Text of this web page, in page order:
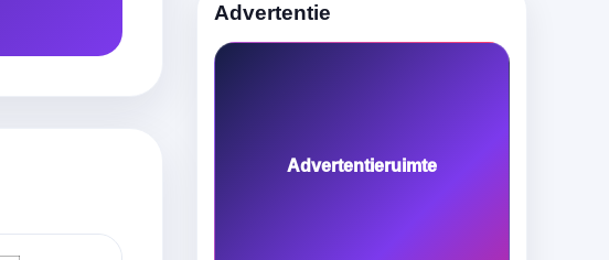
Advertentie
Advertentieruimte